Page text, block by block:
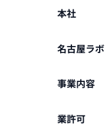
本社
名古屋ラボ
事業内容
​業許可